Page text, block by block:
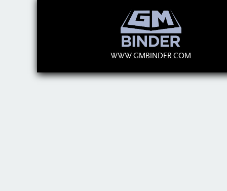
WWW.GMBINDER.COM